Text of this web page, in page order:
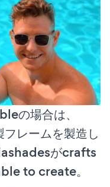
の場合は、
レームを製造し
がcrafts
to create。